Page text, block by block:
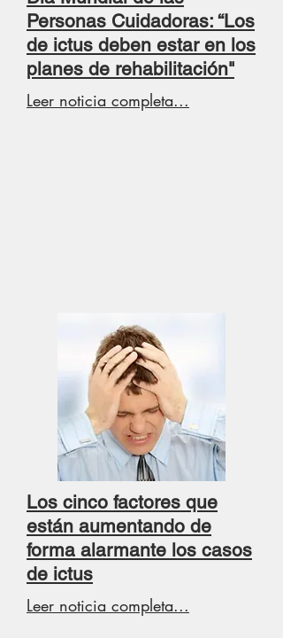
Personas Cuidadoras: “Los
de ictus deben estar en los
planes de rehabilitación"
Leer noticia completa...
Los cinco factores que
están aumentando de
forma alarmante los casos
de ictus
Leer noticia completa...